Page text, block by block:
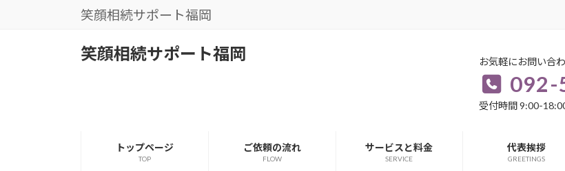
笑顔相続サポート福岡
笑顔相続サポート福岡
092-571-1181
受付時間 9:00-18:00 [ 土・日・祝日除く ]
トップページ
TOP
ご依頼の流れ
FLOW
サービスと料金
SERVICE
代表挨拶
GREETINGS